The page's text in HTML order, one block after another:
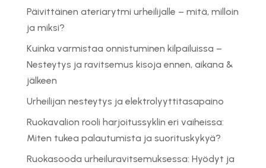
Päivittäinen ateriarytmi urheilijalle – mitä, milloin
ja miksi?
Kuinka varmistaa onnistuminen kilpailuissa –
Nesteytys ja ravitsemus kisoja ennen, aikana &
jälkeen
Urheilijan nesteytys ja elektrolyyttitasapaino
Ruokavalion rooli harjoitussyklin eri vaiheissa:
Miten tukea palautumista ja suorituskykyä?
Ruokasooda urheiluravitsemuksessa: Hyödyt ja